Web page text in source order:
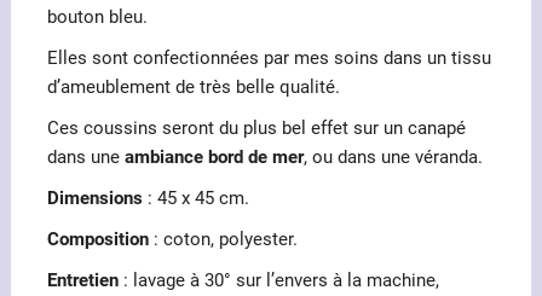
bouton bleu.
Elles sont confectionnées par mes soins dans un tissu
d’ameublement de très belle qualité.
Ces coussins seront du plus bel effet sur un canapé
dans une ambiance bord de mer, ou dans une véranda.
Dimensions: 45 x 45 cm.
Composition: coton, polyester.
Entretien: lavage à 30° sur l’envers à la machine,